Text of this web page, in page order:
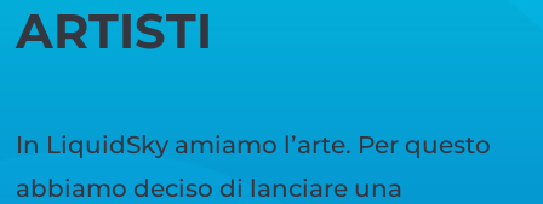
ARTISTI
In LiquidSky amiamo l’arte. Per questo
abbiamo deciso di lanciare una